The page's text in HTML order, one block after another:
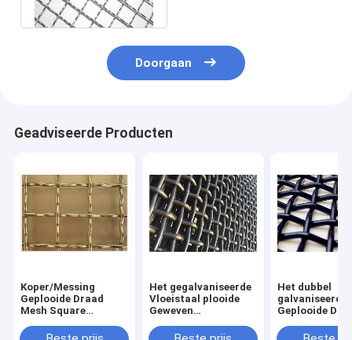
Doorgaan
Geadviseerde Producten
Koper/Messing
Geplooide Draad
Mesh Square
Resistant voor
Het gegalvaniseerde
Vloeistaal plooide
Geweven
Koolstof
Het dubbel
galvaniseerde
Geplooide
6mm